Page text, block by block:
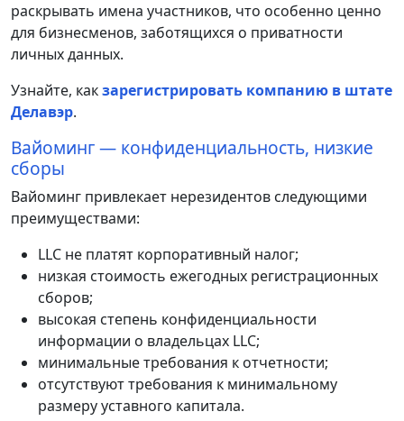
раскрывать имена участников, что особенно ценно
для бизнесменов, заботящихся о приватности
личных данных.
Узнайте, какзарегистрировать компанию в штате
Делавэр.
Вайоминг — конфиденциальность, низкие
сборы
Вайоминг привлекает нерезидентов следующими
преимуществами:
LLC не платят корпоративный налог;
низкая стоимость ежегодных регистрационных
сборов;
высокая степень конфиденциальности
информации о владельцах LLC;
минимальные требования к отчетности;
отсутствуют требования к минимальному
размеру уставного капитала.